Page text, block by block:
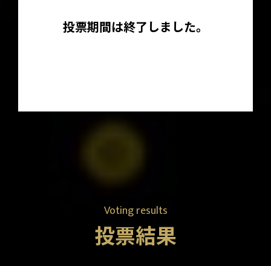
投票期間は終了しました。
Voting results
投票結果